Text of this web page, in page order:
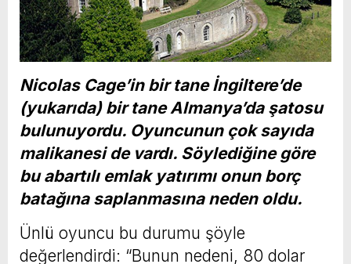
Nicolas Cage’in bir tane İngiltere’de
(yukarıda) bir tane Almanya’da şatosu
bulunuyordu. Oyuncunun çok sayıda
malikanesi de vardı. Söylediğine göre
bu abartılı emlak yatırımı onun borç
batağına saplanmasına neden oldu.
Ünlü oyuncu bu durumu şöyle
değerlendirdi: “Bunun nedeni, 80 dolar